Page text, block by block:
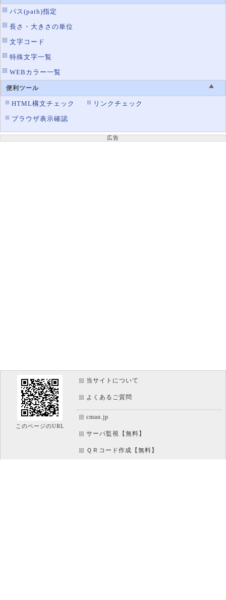
パス(path)指定
長さ・大きさの単位
文字コード
特殊文字一覧
WEBカラー一覧
便利ツール
HTML構文チェック
リンクチェック
ブラウザ表示確認
広告
このページのURL
当サイトについて
よくあるご質問
cman.jp
サーバ監視【無料】
ＱＲコード作成【無料】